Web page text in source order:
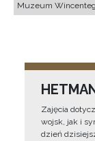
Muzeum
Zajęcia
wojsk, jak i
dzień